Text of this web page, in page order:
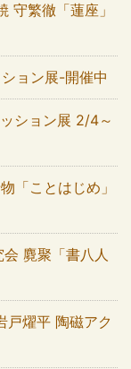
守繁徹「蓮座」
ョン展-開催中
ション展 2/4～
「ことはじめ」
会 麑聚「書八人
戸燿平 陶磁アク